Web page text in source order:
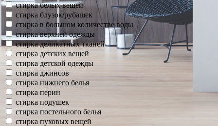
стирка белых вещей
стирка блузок/рубашек
стирка в большом количестве воды
стирка верхней одежды
стирка деликатных тканей
стирка детских вещей
стирка детской одежды
стирка джинсов
стирка нижнего белья
стирка перин
стирка подушек
стирка постельного белья
стирка пуховых вещей